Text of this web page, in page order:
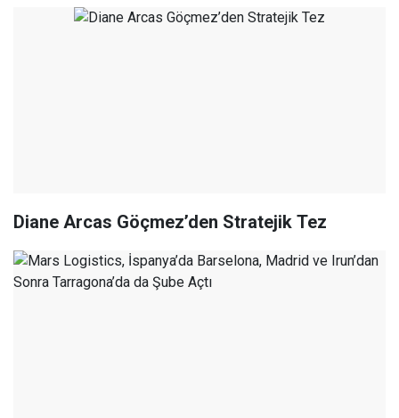
Diane Arcas Göçmez’den Stratejik Tez